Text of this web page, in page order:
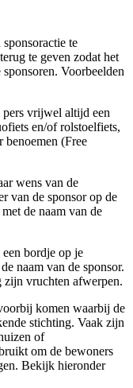
te
te geven zodat het
Voorbeelden
pers vrijwel altijd een
en/of rolstoelfiets,
benoemen (Free
wens van de
van de sponsor op de
de naam van de
bordje op je
naam van de sponsor.
vruchten afwerpen.
komen waarbij de
stichting. Vaak zijn
of
om de bewoners
Bekijk hieronder